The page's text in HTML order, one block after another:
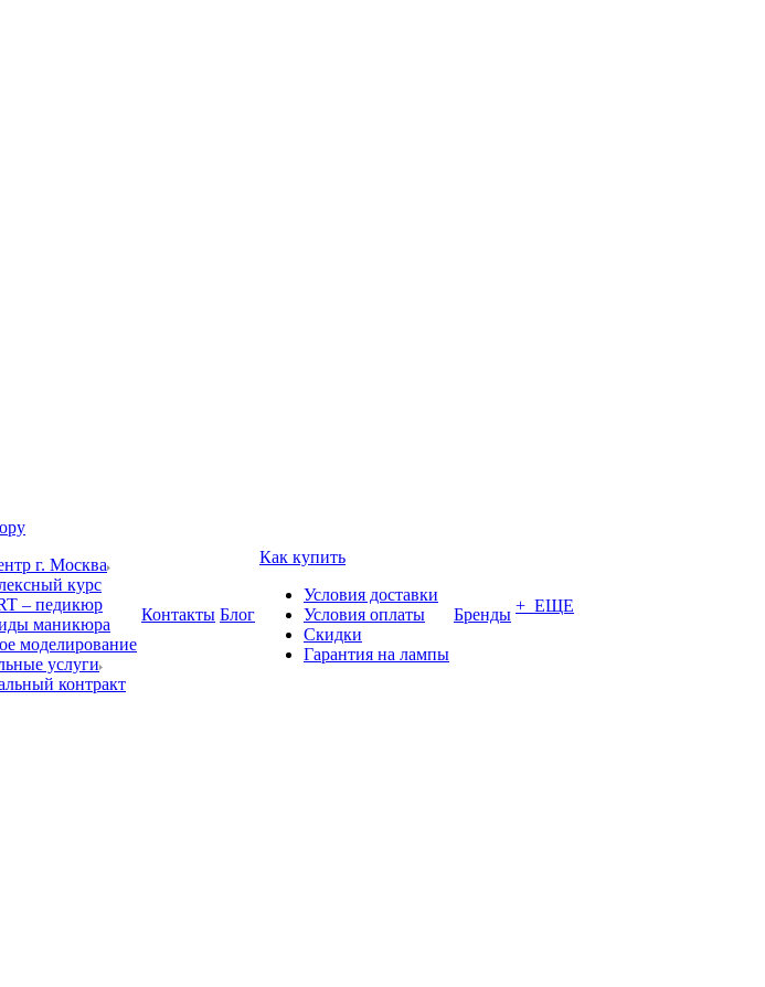
г. Москва
курс
– педикюр
маникюра
моделирование
услуги
контракт
Контакты Блог
Как купить
Условия доставки
Условия оплаты
Скидки
Гарантия на лампы
Бренды + ЕЩЕ